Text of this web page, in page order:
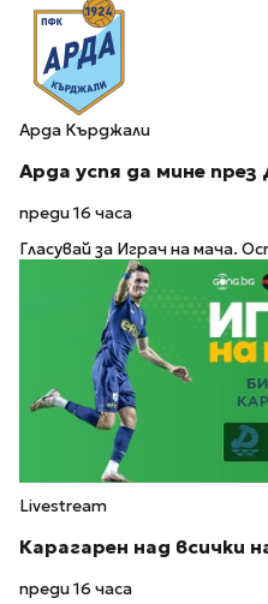
Арда Кърджали
Арда успя да мине през
преди 16 часа
Гласувай за Играч на мача.
Livestream
Карагарен над всички
преди 16 часа